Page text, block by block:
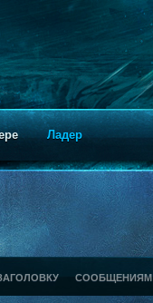
Ладер
СООБЩЕНИЯМ